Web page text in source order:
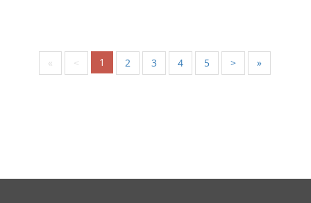
« < 1 2 3 4 5 > »